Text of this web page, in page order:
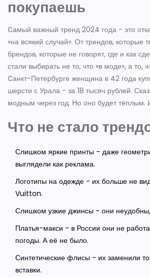
покупаешь
Самый важный тренд 2024 года - это
«на всякий случай». От трендов, которые
брендов, которые не говорят, где и как
стали выбирать не то, что «в моде», а то,
Санкт-Петербурге женщина в 42 года
шерсти с Урала - за 18 тысяч рублей.
модным через год. Но оно будет тёплым.
Что не стало
Слишком яркие принты - даже
выглядели как реклама.
Логотипы на одежде - их больше не
Vuitton.
Слишком узкие джинсы - они
Платья-макси - в России они не
погоды. А её не было.
Синтетические флисы - их заменили
вставки.